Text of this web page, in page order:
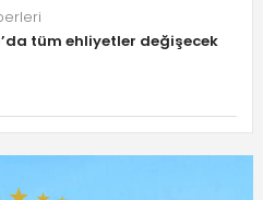
tüm ehliyetler değişecek